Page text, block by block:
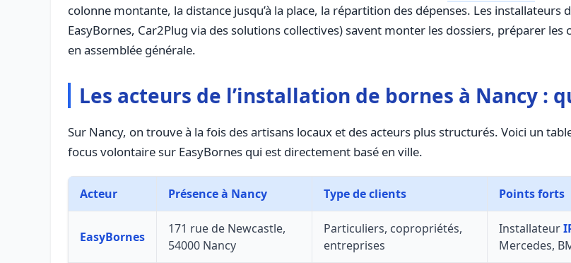
colonne montante, la distance jusqu’à la place, la répartition des dépenses. Les installateurs
EasyBornes, Car2Plug via des solutions collectives) savent monter les dossiers, préparer
en assemblée générale.
Les acteurs de l’installation de bornes à Nancy :
Sur Nancy, on trouve à la fois des artisans locaux et des acteurs plus structurés. Voici un
focus volontaire sur EasyBornes qui est directement basé en ville.
Acteur Présence à Nancy Type de clients Points forts
EasyBornes
171 rue de Newcastle,
54000 Nancy
Particuliers, copropriétés,
entreprises
Installateur
Mercedes,